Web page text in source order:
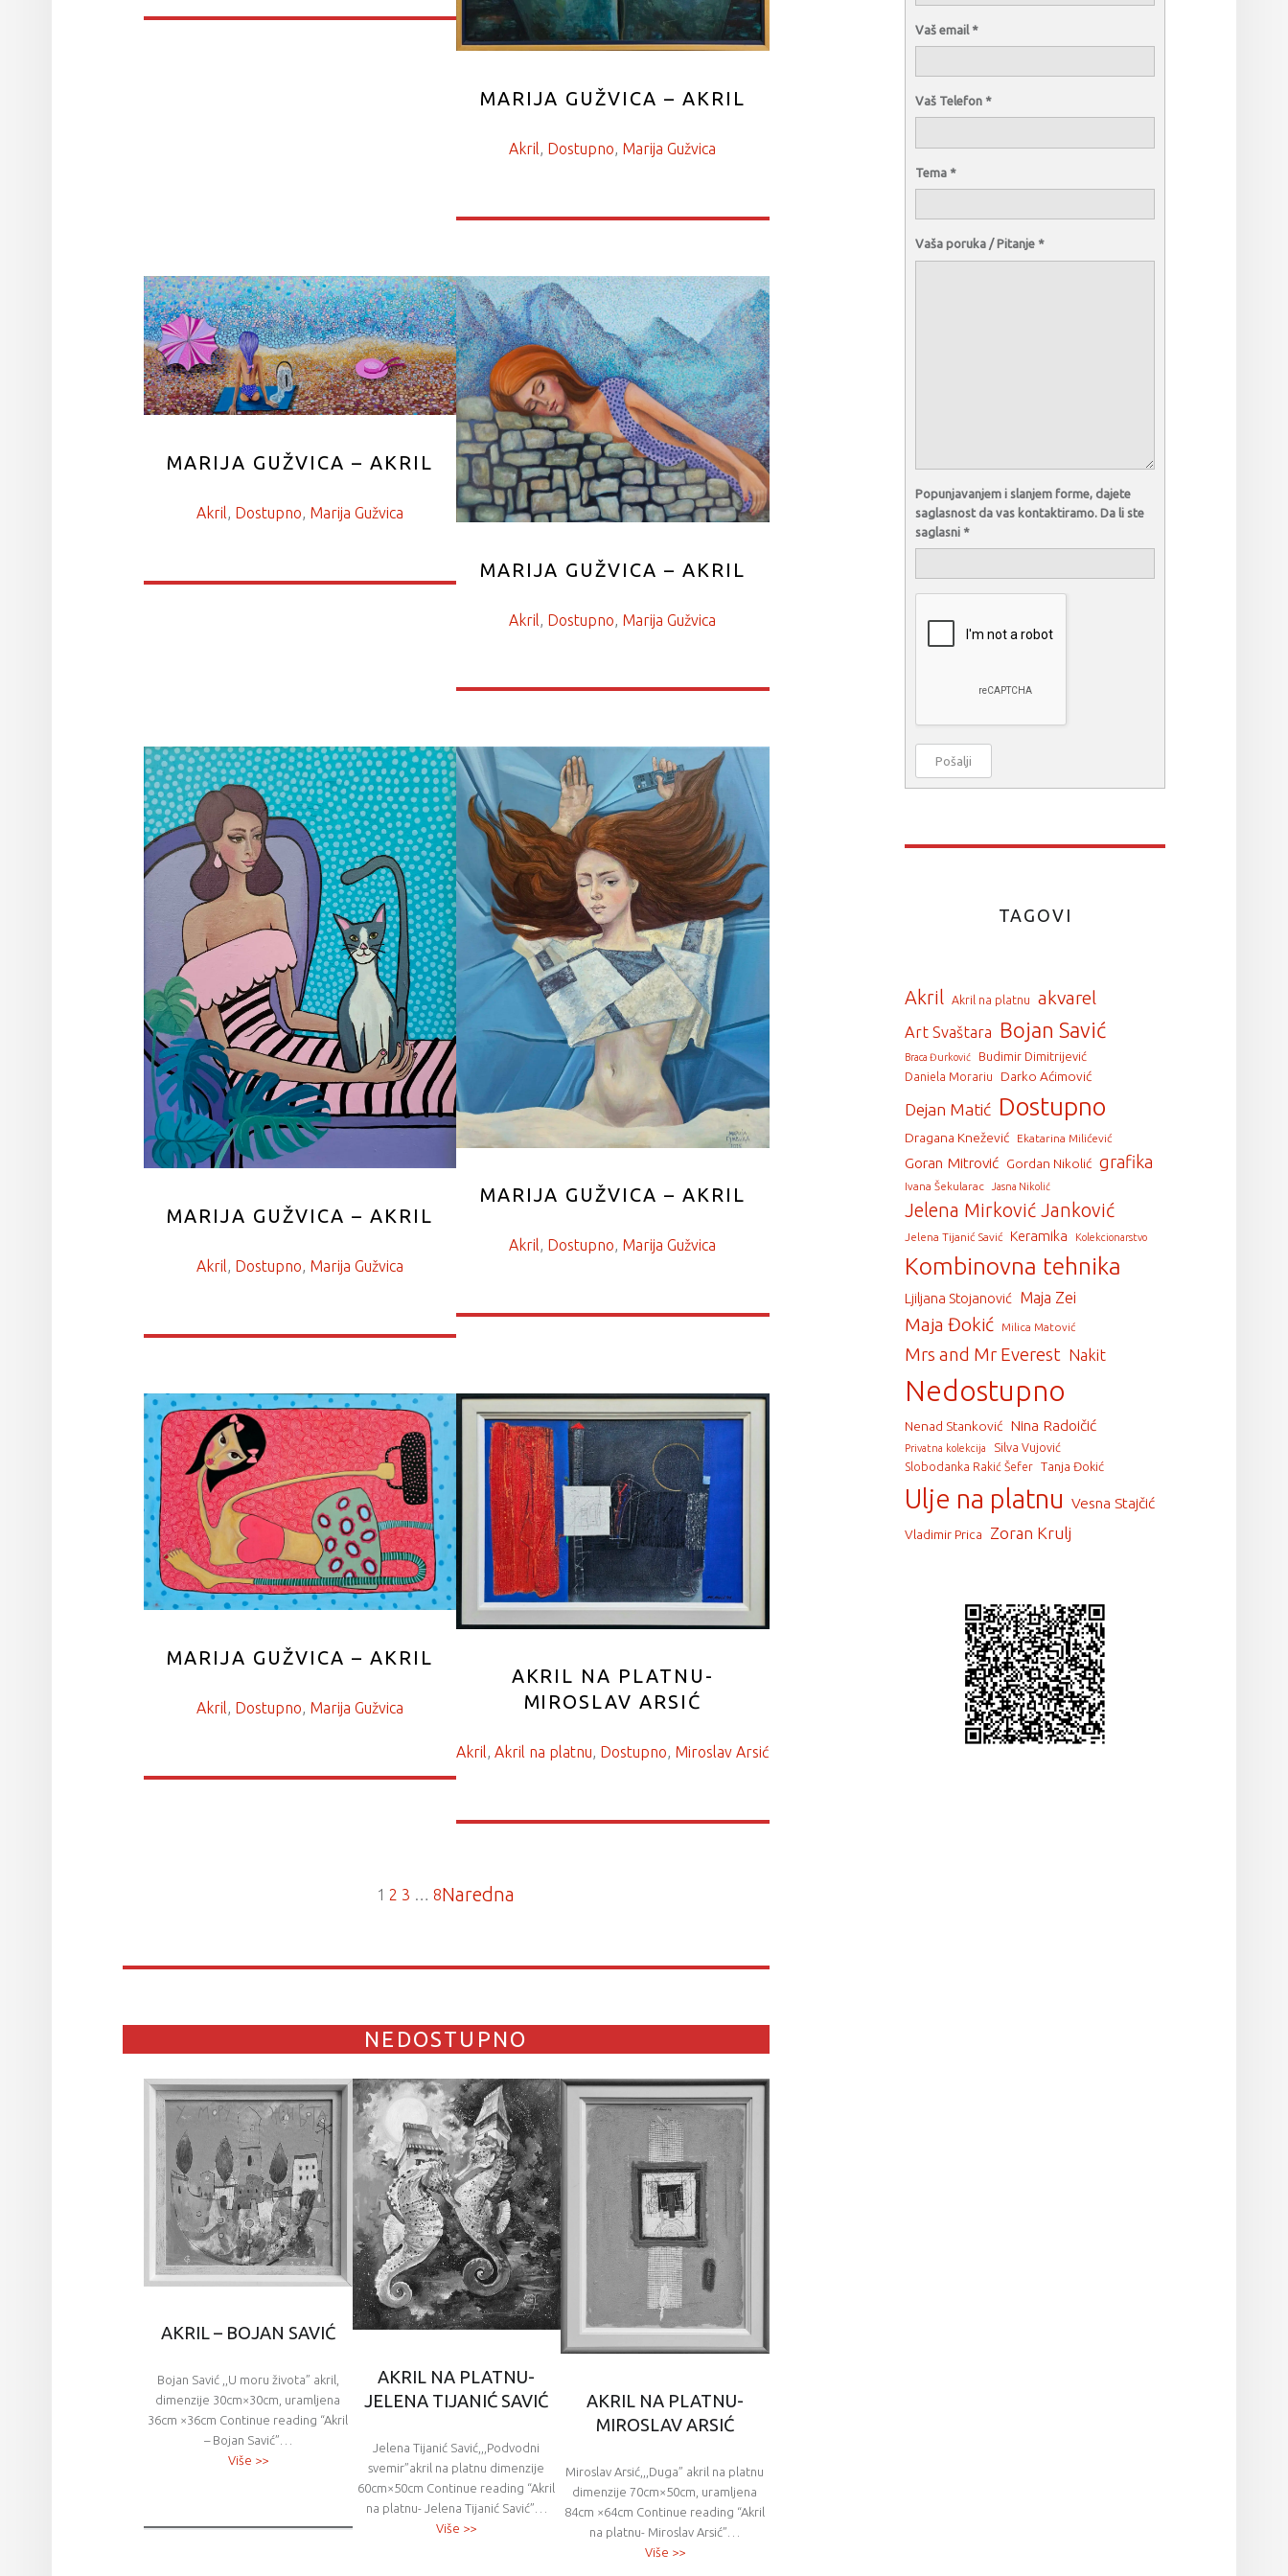
MARIJA GUŽVICA – AKRIL
Akril, Dostupno, Marija Gužvica
MARIJA GUŽVICA – AKRIL
Akril, Dostupno, Marija Gužvica
MARIJA GUŽVICA – AKRIL
Akril Dostupno Marija Gužvica
MARIJA GUŽVICA – AKRIL
Akril, Dostupno, Marija Gužvica
MARIJA GUŽVICA – AKRIL
Akril, Dostupno, Marija Gužvica
MARIJA GUŽVICA – AKRIL
Akril, Dostupno, Marija Gužvica
AKRIL NA PLATNU-
MIROSLAV ARSIĆ
Akril, Akril na platnu, Dostupno, Miroslav Arsić
1 2 3 … 8Naredna
NEDOSTUPNO
AKRIL – BOJAN SAVIĆ
Bojan Savić ,,U moru života” akril,
dimenzije 30cm×30cm, uramljena
36cm ×36cm Continue reading “Akril
– Bojan Savić”…
Više >>
AKRIL NA PLATNU-
JELENA TIJANIĆ SAVIĆ
Jelena Tijanić Savić,,,Podvodni
svemir”akril na platnu dimenzije
60cm×50cm Continue reading “Akril
na platnu- Jelena Tijanić Savić”…
Više >>
AKRIL NA PLATNU-
MIROSLAV ARSIĆ
Miroslav Arsić,,,Duga” akril na platnu
dimenzije 70cm×50cm, uramljena
84cm ×64cm Continue reading “Akril
na platnu- Miroslav Arsić”…
Više >>
Vaš email *
Vaš Telefon *
Tema *
Vaša poruka / Pitanje *
Popunjavanjem i slanjem forme, dajete
saglasnost da vas kontaktiramo. Da li ste
saglasni *
Pošalji
TAGOVI
Akril Akril na platnu akvarel
Art Svaštara Bojan Savić
Braca Đurković Budimir Dimitrijević
Daniela Morariu Darko Aćimović
Dejan Matić Dostupno
Dragana Knežević Ekatarina Milićević
Goran Mitrović Gordan Nikolić grafika
Ivana Šekularac Jasna Nikolić
Jelena Mirković Janković
Jelena Tijanić Savić Keramika Kolekcionarstvo
Kombinovna tehnika
Ljiljana Stojanović Maja Zei
Maja Đokić Milica Matović
Mrs and Mr Everest Nakit
Nedostupno
Nenad Stanković Nina Radoičić
Privatna kolekcija Silva Vujović
Slobodanka Rakić Šefer Tanja Đokić
Ulje na platnu Vesna Stajčić
Vladimir Prica Zoran Krulj